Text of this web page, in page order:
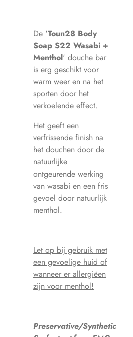
De 'Toun28 Body
Soap S22 Wasabi +
Menthol' douche bar
is erg geschikt voor
warm weer en na het
sporten door het
verkoelende effect.
Het geeft een
verfrissende finish na
het douchen door de
natuurlijke
ontgeurende werking
van wasabi en een fris
gevoel door natuurlijk
menthol.
Let op bij gebruik met
een gevoelige huid of
wanneer er allergiëen
zijn voor menthol!
Preservative/Synthetic